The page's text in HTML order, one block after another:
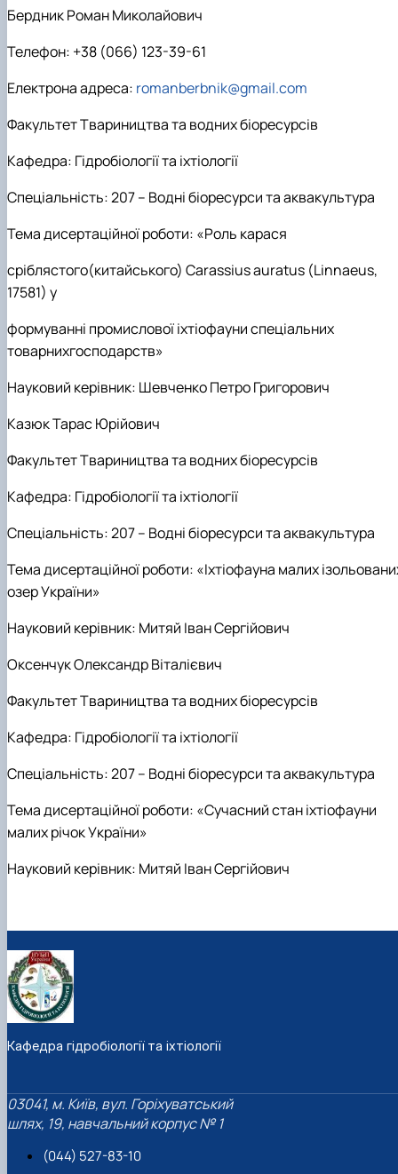
Бердник Роман Миколайович
Телефон: +38 (066) 123-39-61
Електрона адреса: romanberbnik@gmail.com
Факультет Твариництва та водних біоресурсів
Кафедра: Гідробіології та іхтіології
Спеціальність: 207 – Водні біоресурси та аквакультура
Тема дисертаційної роботи: «Роль карася
сріблястого(китайського) Carassiusauratus (Linnaeus,
17581) у
формуванні промислової іхтіофауни спеціальних
товарнихгосподарств»
Науковий керівник: Шевченко Петро Григорович
Казюк Тарас Юрійович
Факультет Твариництва та водних біоресурсів
Кафедра: Гідробіології та іхтіології
Спеціальність: 207 – Водні біоресурси та аквакультура
Тема дисертаційної роботи: «Іхтіофауна малих
озер України»
Науковий керівник: Митяй Іван Сергійович
Оксенчук Олександр Віталієвич
Факультет Твариництва та водних біоресурсів
Кафедра: Гідробіології та іхтіології
Спеціальність: 207 – Водні біоресурси та аквакультура
Тема дисертаційної роботи: «Сучасний стан іхтіофауни
малих річок України»
Науковий керівник: Митяй Іван Сергійович
Кафедра гідробіології та іхтіології
03041, м. Київ, вул. Горіхуватський
шлях, 19, навчальний корпус № 1
(044) 527-83-10